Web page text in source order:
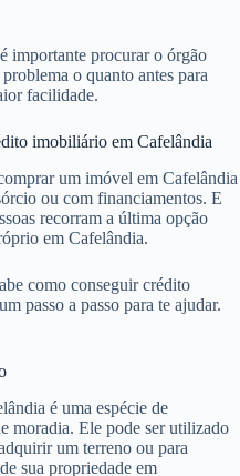
importante procurar o órgão
o quanto antes para
facilidade.
imobiliário em Cafelândia
um imóvel em Cafelândia
ou com financiamentos. E
recorram a última opção
em Cafelândia.
como conseguir crédito
passo a passo para te ajudar.
é uma espécie de
moradia. Ele pode ser utilizado
um terreno ou para
sua propriedade em